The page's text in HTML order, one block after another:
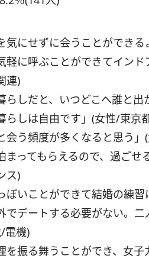
気にせずに会うことができ
軽に呼ぶことができてイン
連)
らしだと、いつどこへ誰と
らしは自由です」(女性/東京
会う頻度が多くなると思う
まってもらえるので、過ご
ス)
ぽいことができて結婚の練
でデートする必要がない。
電機)
を振る舞うことができ、女